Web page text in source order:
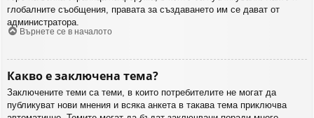
глобалните съобщения, правата за създаването им се дават от
администратора.
Върнете се в началото
Какво е заключена тема?
Заключените теми са теми, в които потребителите не могат да
публикуват нови мнения и всяка анкета в такава тема приключва